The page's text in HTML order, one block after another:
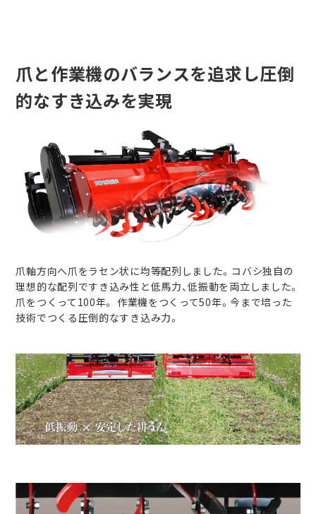
爪と作業機のバランスを追求し圧倒
的なすき込みを実現
爪軸方向へ爪をラセン状に均等配列しました。コバシ独自の
理想的な配列ですき込み性と低馬力、低振動を両立しました。
爪をつくって100年。 作業機をつくって50年。今まで培った
技術でつくる圧倒的なすき込み力。